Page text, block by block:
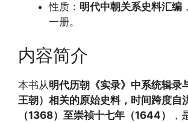
性质： 明代中朝关系史料汇编
一册。
内容简介
本书从明代历朝《实录》中系统辑录
王朝）相关的原始史料，时间跨度自
（1368）至崇祯十七年（1644）
，